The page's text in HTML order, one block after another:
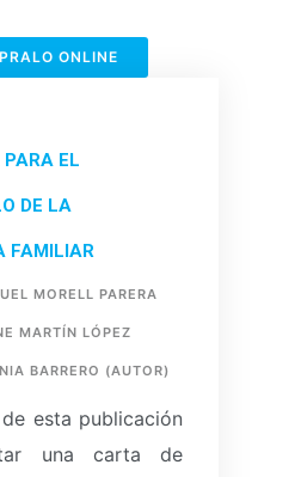
ONLINE
EL
DE LA
FAMILIAR
MORELL PARERA
MARTÍN LÓPEZ
BARRERO (AUTOR)
esta publicación
una carta de